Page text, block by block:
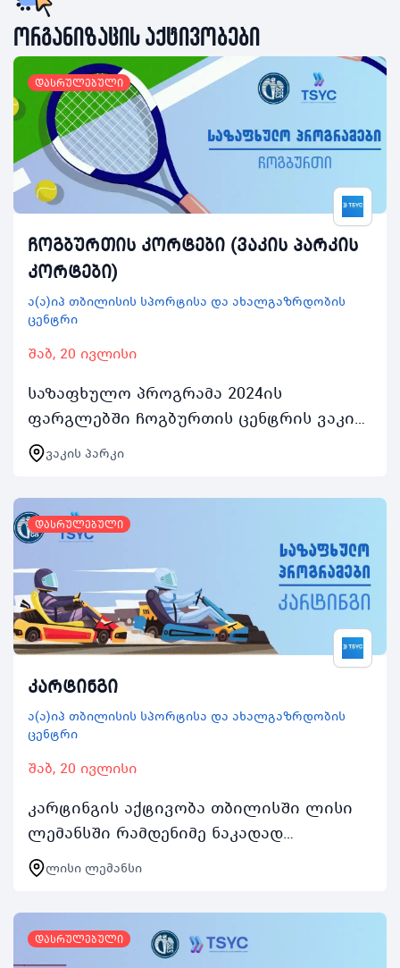
ორგანიზაცის აქტივობები
დასრულებული
ჩოგბურთის კორტები (ვაკის პარკის
კორტები)
ა(ა)იპ თბილისის სპორტისა და ახალგაზრდობის
ცენტრი
შაბ, 20 ივლისი
საზაფხულო პროგრამა 2024ის
ფარგლებში ჩოგბურთის ცენტრის ვაკის
პარკის კორტებით ასობით ახალგაზრდა
ისარგებლებს აქტივობაში ჩართვის
შემთხვევაში რეგისტრირებულ…
ვაკის პარკი
დასრულებული
კარტინგი
ა(ა)იპ თბილისის სპორტისა და ახალგაზრდობის
ცენტრი
შაბ, 20 ივლისი
კარტინგის აქტივობა თბილისში ლისი
ლემანსში რამდენიმე ნაკადად
წარიმართება და ასობით ახალგაზრდას
მისცემს შესაძლებლობას დაკავდეს
არამხოლოდ კარტინგით არამე…
ლისი ლემანსი
დასრულებული